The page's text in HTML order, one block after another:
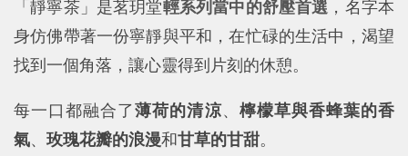
「靜寧茶」是茗玥堂輕系列當中的舒壓首選 ，名字本
身仿佛帶著一份寧靜與平和，在忙碌的生活中，渴望
找到一個角落，讓心靈得到片刻的休憩。
每一口都融合了薄荷的清涼、 檸檬草與香蜂葉的香
氣、 玫瑰花瓣的浪漫和甘草的甘甜。